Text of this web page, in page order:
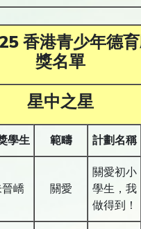
香港青少年德
獎名單
星中之星
學生 範疇 計劃名稱
嶠 關愛
關愛初小
學生，我
做得到！